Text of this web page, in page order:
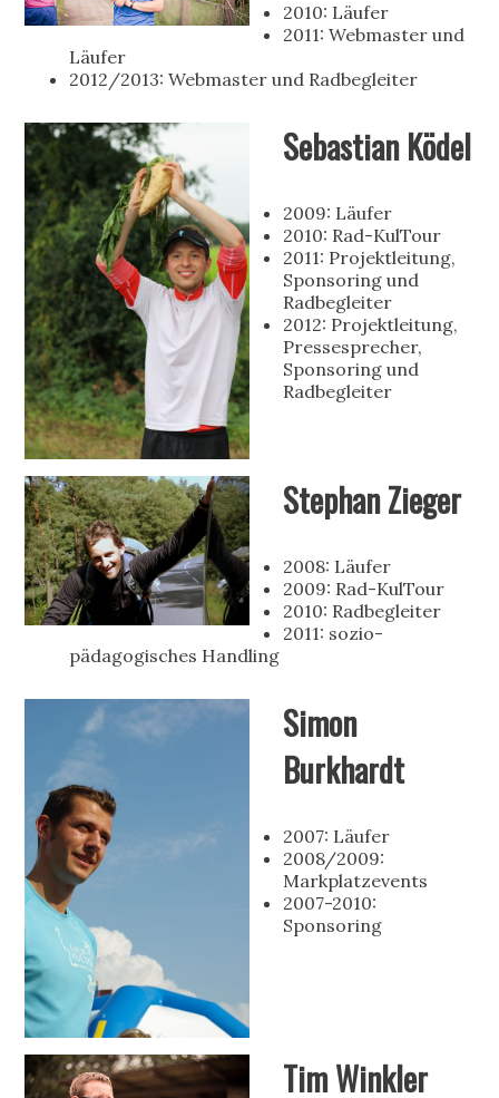
2010: Läufer
2011: Webmaster und
Läufer
2012/2013: Webmaster und Radbegleiter
Sebastian Ködel
2009: Läufer
2010: Rad-KulTour
2011: Projektleitung,
Sponsoring und
Radbegleiter
2012: Projektleitung,
Pressesprecher,
Sponsoring und
Radbegleiter
Stephan Zieger
2008: Läufer
2009: Rad-KulTour
2010: Radbegleiter
2011: sozio-
pädagogisches Handling
Simon
Burkhardt
2007: Läufer
2008/2009:
Markplatzevents
2007-2010:
Sponsoring
Tim Winkler